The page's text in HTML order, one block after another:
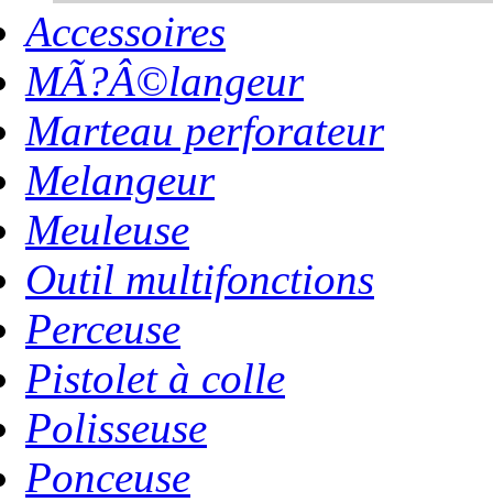
Accessoires
MÃ?Â©langeur
Marteau perforateur
Melangeur
Meuleuse
Outil multifonctions
Perceuse
Pistolet à colle
Polisseuse
Ponceuse